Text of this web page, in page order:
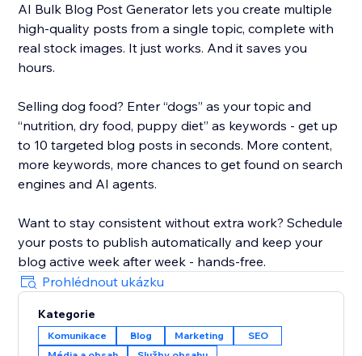
AI Bulk Blog Post Generator lets you create multiple
high-quality posts from a single topic, complete with
real stock images. It just works. And it saves you
hours.
Selling dog food? Enter “dogs” as your topic and
“nutrition, dry food, puppy diet” as keywords - get up
to 10 targeted blog posts in seconds. More content,
more keywords, more chances to get found on search
engines and AI agents.
Want to stay consistent without extra work? Schedule
your posts to publish automatically and keep your
blog active week after week - hands-free.
Prohlédnout ukázku
Kategorie
Komunikace Blog Marketing
SEO